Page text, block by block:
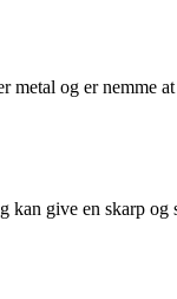
og er nemme
give en skarp